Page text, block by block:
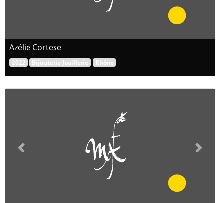
Azélie Cortese
2022 Bijouterie Joaillerie Rhône
Previous Next